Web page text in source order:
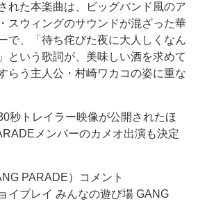
れた本楽曲は、ビッグバンド風のア
スウィングのサウンドが混ざった華
で、「待ち侘びた夜に大人しくなん
という歌詞が、美味しい酒を求めて
らう主人公・村崎ワカコの姿に重な
秒トレイラー映像が公開されたほ
メンバーのカメオ出演も決定
PARADE）コメント
イプレイ みんなの遊び場 GANG